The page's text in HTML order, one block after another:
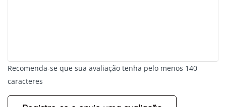
Leaflet
Recomenda-se que sua avaliação tenha pelo menos 140
caracteres